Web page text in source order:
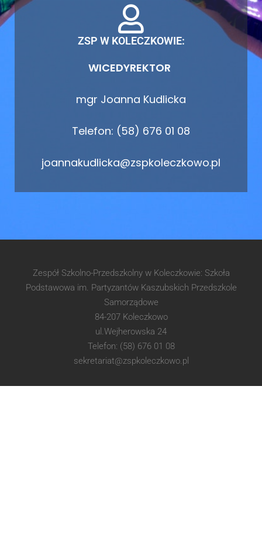
ZSP W KOLECZKOWIE:
WICEDYREKTOR
mgr Joanna Kudlicka
Telefon: (58) 676 01 08
joannakudlicka@zspkoleczkowo.pl
Zespół Szkolno-Przedszkolny w Koleczkowie: Szkoła
Podstawowa im. Partyzantów Kaszubskich Przedszkole
Samorządowe
84-207 Koleczkowo
ul.Wejherowska 24
Telefon: (58) 676 01 08
sekretariat@zspkoleczkowo.pl